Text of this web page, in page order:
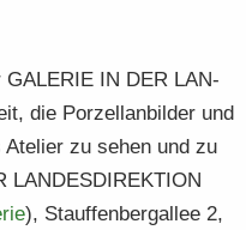
GA­LE­RIE IN DER LAN­
die Por­zel­lan­bil­der und
zu sehen und zu
LAN­DES­DI­REK­TI­ON
), Stauf­fen­berg­al­lee 2,